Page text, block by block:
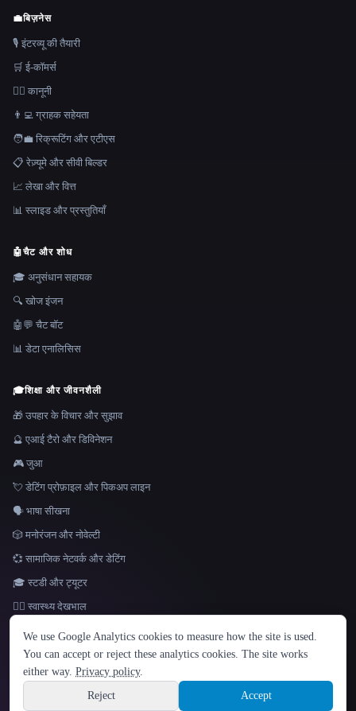
भाषा
English español Français Русский 简体中文
Hindi
Sign up
💼बिज़नेस
🎙️ इंटरव्यू की तैयारी
🛒 ई-कॉमर्स
👩‍⚖️ कानूनी
👨‍💻 ग्राहक सहेयता
🧑‍💼 रिक्रूटिंग और एटीएस
📋 रेज़्यूमे और सीवी बिल्डर
📈 लेखा और वित्त
📊 स्लाइड और प्रस्तुतियाँ
🤖चैट और शोध
🎓 अनुसंधान सहायक
🔍 खोज इंजन
🤖💬 चैट बॉट
📊 डेटा एनालिसिस
🎓शिक्षा और जीवनशैली
🎁 उपहार के विचार और सुझाव
🔮 एआई टैरो और डिविनेशन
🎮 जुआ
💘 डेटिंग प्रोफ़ाइल और पिकअप लाइन
🗣️ भाषा सीखना
🎲 मनोरंजन और नोवेल्टी
💞 सामाजिक नेटवर्क और डेटिंग
🎓 स्टडी और ट्यूटर
👩‍⚕️ स्वास्थ्य देखभाल
Site information
© 2026 That AI Collection. सर्वाधिकार सुरक्षित।
build de3d624c
We use Google Analytics cookies to measure how the site is used.
You can accept or reject these analytics cookies. The site works
either way. Privacy policy.
Reject
Accept